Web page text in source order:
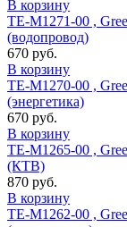
В корзину
TE-M1271-00 ,
(водопровод)
670 руб.
В корзину
TE-M1270-00 ,
(энергетика)
670 руб.
В корзину
TE-M1265-00 ,
(КТВ)
870 руб.
В корзину
TE-M1262-00 ,